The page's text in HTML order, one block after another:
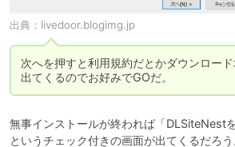
出典： livedoor.blogimg.jp
次へを押すと利用規約だとかダウンロー
出てくるのでお好みでGOだ。
無事インストールが終われば「DLSiteNest
というチェック付きの画面が出てくるだろう